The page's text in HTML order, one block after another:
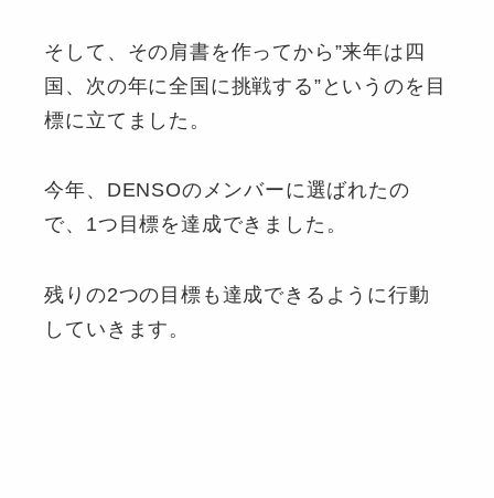
そして、その肩書を作ってから”来年は四
国、次の年に全国に挑戦する”というのを目
標に立てました。
今年、DENSOのメンバーに選ばれたの
で、1つ目標を達成できました。
残りの2つの目標も達成できるように行動
していきます。